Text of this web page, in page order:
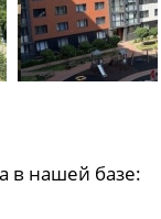
в нашей базе: